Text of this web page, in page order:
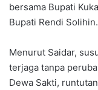
bersama Bupati
Bupati Rendi Solihin.
Menurut Saidar,
terjaga tanpa
Dewa Sakti,